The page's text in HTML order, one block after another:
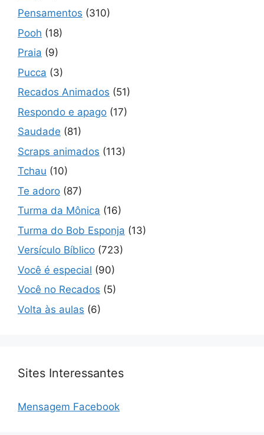
Pensamentos (310)
Pooh (18)
Praia (9)
Pucca (3)
Recados Animados (51)
Respondo e apago (17)
Saudade (81)
Scraps animados (113)
Tchau (10)
Te adoro (87)
Turma da Mônica (16)
Turma do Bob Esponja (13)
Versículo Bíblico (723)
Você é especial (90)
Você no Recados (5)
Volta às aulas (6)
Sites Interessantes
Mensagem Facebook